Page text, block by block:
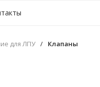
для ЛПУ / Клапаны